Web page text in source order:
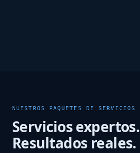
NUESTROS PAQUETES DE SERVICIOS
Servicios expertos.
Resultados reales.